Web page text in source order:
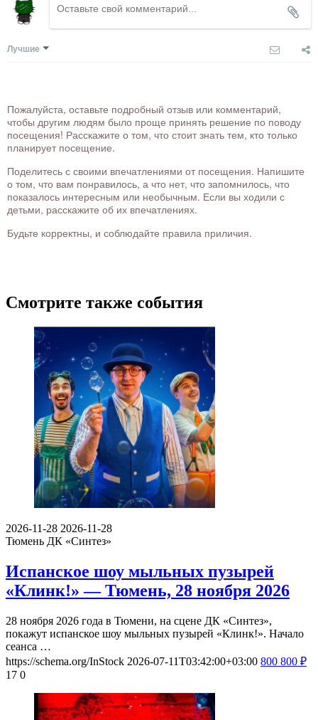
Лучшие
Пожалуйста, оставьте подробный отзыв или комментарий,
чтобы другим людям было проще принять решение по поводу
посещения! Расскажите о том, что стоит знать тем, кто только
планирует посещение.
Поделитесь с своими впечатлениями от посещения. Напишите
о том, что вам понравилось, а что нет, что запомнилось, что
показалось интересным или необычным. Если вы ходили с
детьми, расскажите об их впечатлениях.
Будьте корректны, и соблюдайте правила приличия.
Смотрите также события
2026-11-28 2026-11-28
Тюмень ДК «Синтез»
Испанское шоу мыльных пузырей
«Клинк!» — Тюмень, 28 ноября 2026
28 ноября 2026 года в Тюмени, на сцене ДК «Синтез»,
покажут испанское шоу мыльных пузырей «Клинк!». Начало
сеанса …
https://schema.org/InStock 2026-07-11T03:42:00+03:00 800 800 ₽
17 0